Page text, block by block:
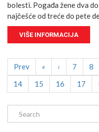
bolesti. Pogađa žene dva
najčešće od treće do pete
VIŠE INFORMACIJA
Prev « ‹ 7 8
14
15 16 17